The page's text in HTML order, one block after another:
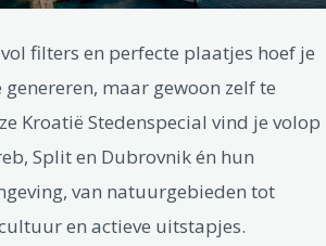
filters en perfecte plaatjes hoef je
maar gewoon zelf te
Kroatië Stedenspecial vind je volop
Split en Dubrovnik én hun
van natuurgebieden tot
en actieve uitstapjes.